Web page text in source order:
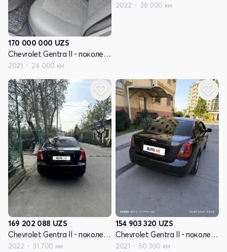
170 000 000 UZS
Chevrolet Gentra II - поколение
2021 24 000 км
2022 38 000 км
169 202 088 UZS
Chevrolet Gentra II - поколение
2022 31 700 км
154 903 320 UZS
Chevrolet Gentra II - поколение
2021 50 300 км